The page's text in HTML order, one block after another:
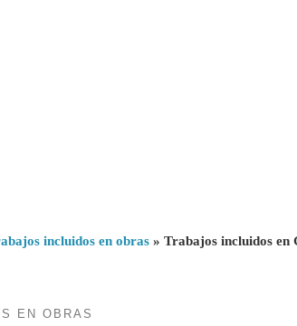
incluidos en obras » Trabajos incluidos
EN OBRAS